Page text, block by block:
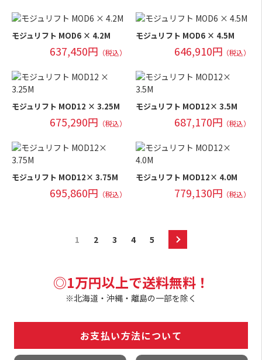
モジュリフト MOD6 × 4.2M
637,450円 （税込）
モジュリフト MOD6 × 4.5M
646,910円 （税込）
モジュリフト MOD12 × 3.25M
675,290円 （税込）
モジュリフト MOD12× 3.5M
687,170円 （税込）
モジュリフト MOD12× 3.75M
695,860円 （税込）
モジュリフト MOD12× 4.0M
779,130円 （税込）
1 2 3 4 5
◎1万円以上で送料無料！
※北海道・沖縄・離島の一部を除く
お支払い方法について